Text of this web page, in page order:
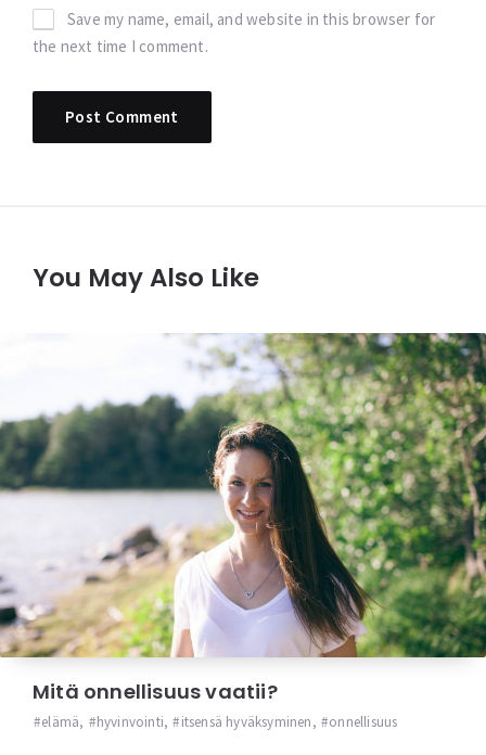
Save my name, email, and website in this browser for
the next time I comment.
You May Also Like
Mitä onnellisuus vaatii?
elämä, hyvinvointi, itsensä hyväksyminen, onnellisuus